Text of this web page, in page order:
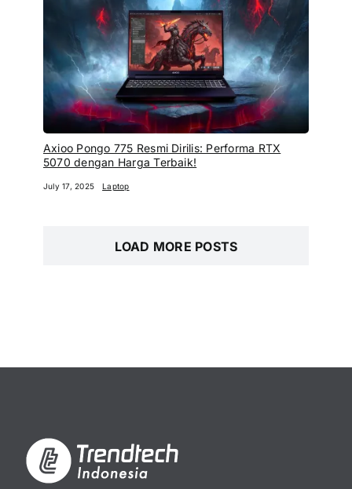
Axioo Pongo 775 Resmi Dirilis: Performa RTX
5070 dengan Harga Terbaik!
July 17, 2025 Laptop
LOAD MORE POSTS